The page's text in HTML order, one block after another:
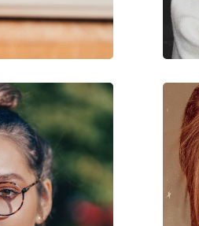
Saint Laurent
SL 39 005 54